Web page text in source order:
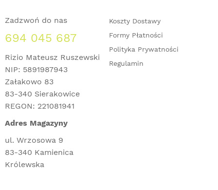
Zadzwoń do nas
694 045 687
Rizio Mateusz Ruszewski
NIP: 5891987943
Załakowo 83
83-340 Sierakowice
REGON: 221081941
Adres Magazyny
ul. Wrzosowa 9
83-340 Kamienica
Królewska
Koszty Dostawy
Formy Płatności
Polityka Prywatności
Regulamin